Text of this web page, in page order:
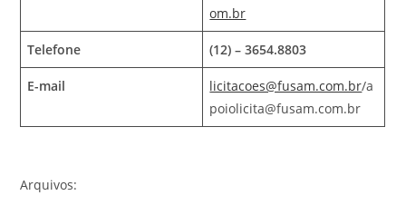
om.br
Telefone (12) – 3654.8803
E-mail licitacoes@fusam.com.br/a
poiolicita@fusam.com.br
Arquivos: